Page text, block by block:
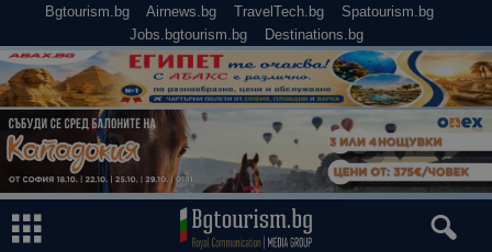
Bgtourism.bg Airnews.bg TravelTech.bg
Spatourism.bg
Jobs.bgtourism.bg
Destinations.bg